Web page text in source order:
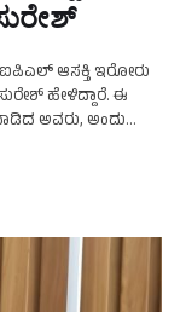
ಐಪಿಎಲ್‌ ಆಸಕ್ತಿ ಇರೋರು
ಹೇಳಿದ್ದಾರೆ. ಈ
ಅವರು, ಅಂದು